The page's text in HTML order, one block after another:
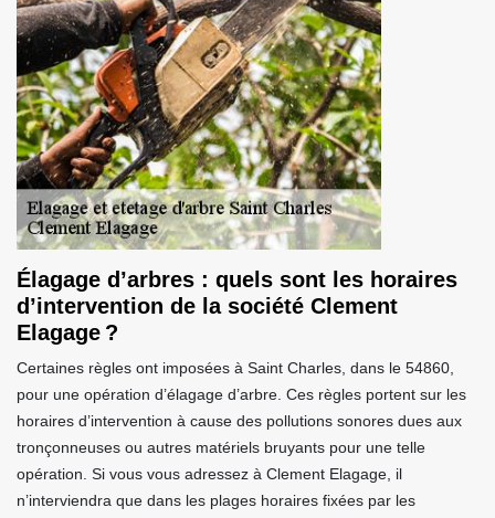
Élagage d’arbres : quels sont les horaires
d’intervention de la société Clement
Elagage ?
Certaines règles ont imposées à Saint Charles, dans le 54860,
pour une opération d’élagage d’arbre. Ces règles portent sur les
horaires d’intervention à cause des pollutions sonores dues aux
tronçonneuses ou autres matériels bruyants pour une telle
opération. Si vous vous adressez à Clement Elagage, il
n’interviendra que dans les plages horaires fixées par les